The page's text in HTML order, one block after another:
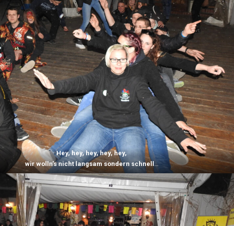
Hey, hey, hey, hey, hey,
wir wolln’s nicht langsam sondern schnell…